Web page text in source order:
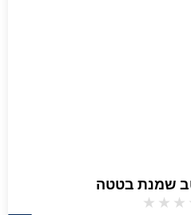
שמנת בטטה
★
★
★